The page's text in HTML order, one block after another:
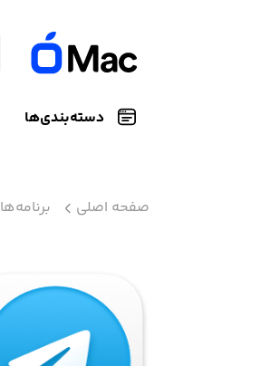
دسته‌بندی‌ها
صفحه اصلی برنامه‌ها